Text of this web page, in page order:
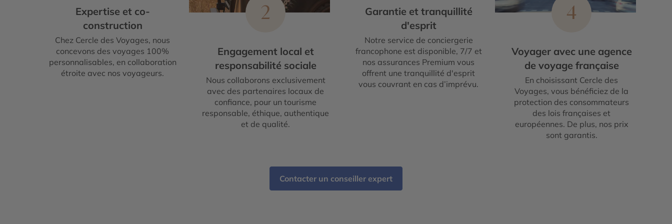
Expertise et co-
construction
Chez Cercle des Voyages, nous
concevons des voyages 100%
personnalisables, en collaboration
étroite avec nos voyageurs.
2
Engagement local et
responsabilité sociale
Nous collaborons exclusivement
avec des partenaires locaux de
confiance, pour un tourisme
responsable, éthique, authentique
et de qualité.
Garantie et tranquillité
d'esprit
Notre service de conciergerie
francophone est disponible, 7/7 et
nos assurances Premium vous
offrent une tranquillité d'esprit
vous couvrant en cas d’imprévu.
4
Voyager avec une agence
de voyage française
En choisissant Cercle des
Voyages, vous bénéficiez de la
protection des consommateurs
des lois françaises et
européennes. De plus, nos prix
sont garantis.
Contacter un conseiller expert